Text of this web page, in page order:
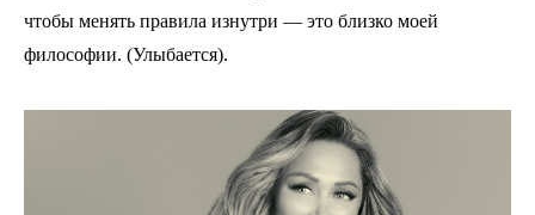
чтобы менять правила изнутри — это близко моей
философии. (Улыбается).